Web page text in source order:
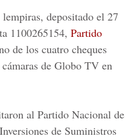
depositado el 27
1100265154, Partido
de los cuatro cheques
de Globo TV en
al Partido Nacional de
de Suministros